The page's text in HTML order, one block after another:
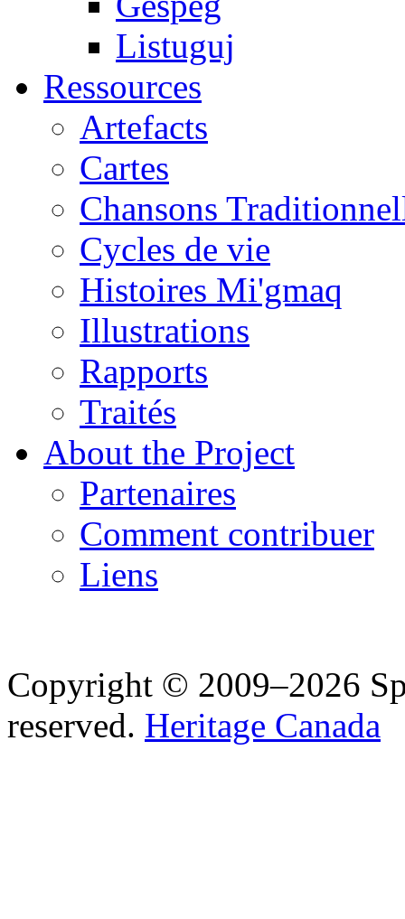
Listuguj
Ressources
Artefacts
Cartes
Chansons
Cycles de vie
Histoires Mi'gmaq
Illustrations
Rapports
Traités
About the Project
Partenaires
Comment contribuer
Liens
Copyright © 2009–2026
reserved. Heritage Canada